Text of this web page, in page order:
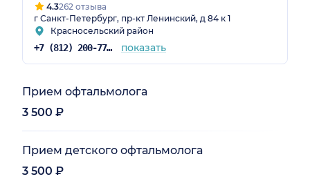
4.3262 отзыва
г Санкт-Петербург, пр-кт Ленинский, д 84 к 1
Красносельский район
+7 (812) 200-77-54 показать
Прием офтальмолога
3 500 ₽
Прием детского офтальмолога
3 500 ₽